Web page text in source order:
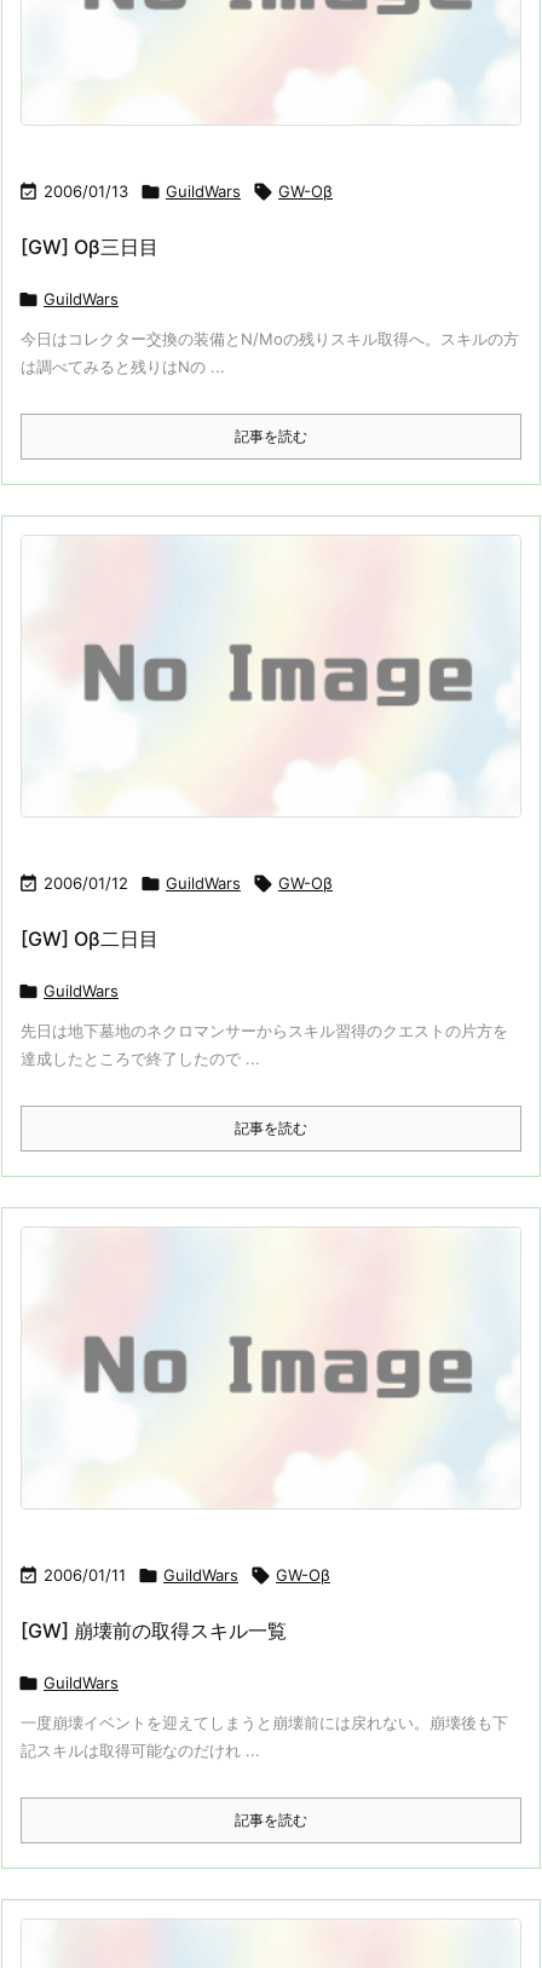
 2006/01/13  GuildWars  GW-Oβ
[GW] Oβ三日目
 GuildWars
今日はコレクター交換の装備とN/Moの残りスキル取得へ。スキルの方
は調べてみると残りはNの ...
記事を読む
 2006/01/12  GuildWars  GW-Oβ
[GW] Oβ二日目
 GuildWars
先日は地下墓地のネクロマンサーからスキル習得のクエストの片方を
達成したところで終了したので ...
記事を読む
 2006/01/11  GuildWars  GW-Oβ
[GW] 崩壊前の取得スキル一覧
 GuildWars
一度崩壊イベントを迎えてしまうと崩壊前には戻れない。崩壊後も下
記スキルは取得可能なのだけれ ...
記事を読む